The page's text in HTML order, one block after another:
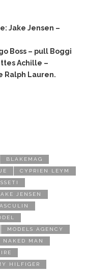
Jake Jensen –
Boss – pull Boggi
Achille –
Ralph Lauren.
BLAKEMAG
CYPRIEN LEYM
JENSEN
MODELS AGENCY
NAKED MAN
HILFIGER